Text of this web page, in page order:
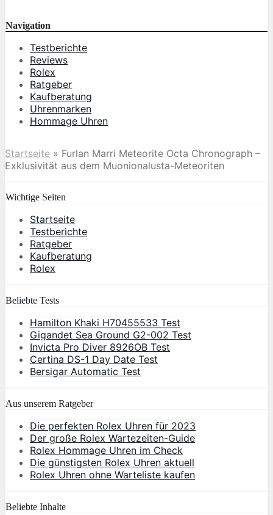
Navigation
Testberichte
Reviews
Rolex
Ratgeber
Kaufberatung
Uhrenmarken
Hommage Uhren
Startseite » Furlan Marri Meteorite Octa Chronograph –
Exklusivität aus dem Muonionalusta-Meteoriten
Wichtige Seiten
Startseite
Testberichte
Ratgeber
Kaufberatung
Rolex
Beliebte Tests
Hamilton Khaki H70455533 Test
Gigandet Sea Ground G2-002 Test
Invicta Pro Diver 8926OB Test
Certina DS-1 Day Date Test
Bersigar Automatic Test
Aus unserem Ratgeber
Die perfekten Rolex Uhren für 2023
Der große Rolex Wartezeiten-Guide
Rolex Hommage Uhren im Check
Die günstigsten Rolex Uhren aktuell
Rolex Uhren ohne Warteliste kaufen
Beliebte Inhalte